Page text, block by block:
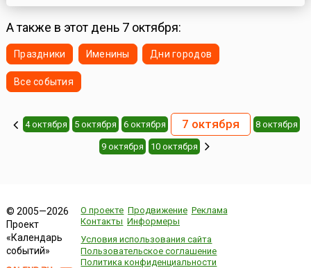
часовые встали на помосте около гроба с телом В.И. Ленин...
А также в этот день 7 октября:
Праздники Именины Дни городов
Все события
4 октября 5 октября 6 октября 7 октября 8 октября
9 октября 10 октября
© 2005—2026
Проект
«Календарь
событий»
О проекте Продвижение Реклама
Контакты Информеры
Условия использования сайта
Пользовательское соглашение
Политика конфиденциальности